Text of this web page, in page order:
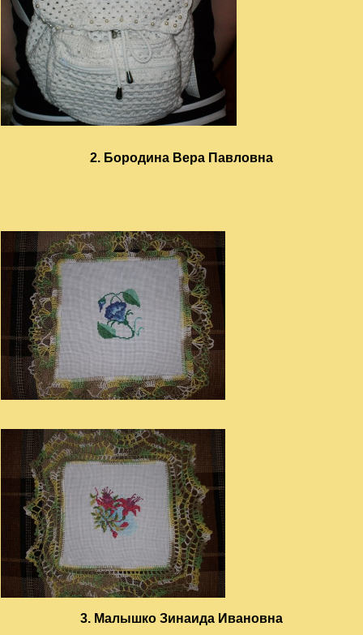
2. Бородина Вера Павловна
3. Малышко Зинаида Ивановна